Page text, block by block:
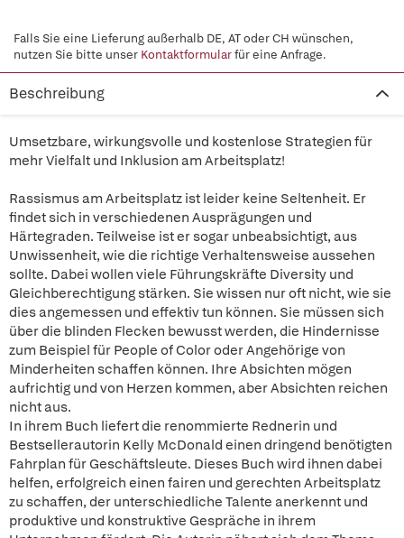
Falls Sie eine Lieferung außerhalb DE, AT oder CH wünschen,
nutzen Sie bitte unser Kontaktformularfür eine Anfrage.
Beschreibung
Umsetzbare, wirkungsvolle und kostenlose Strategien für
mehr Vielfalt und Inklusion am Arbeitsplatz!
Rassismus am Arbeitsplatz ist leider keine Seltenheit. Er
findet sich in verschiedenen Ausprägungen und
Härtegraden. Teilweise ist er sogar unbeabsichtigt, aus
Unwissenheit, wie die richtige Verhaltensweise aussehen
sollte. Dabei wollen viele Führungskräfte Diversity und
Gleichberechtigung stärken. Sie wissen nur oft nicht, wie sie
dies angemessen und effektiv tun können. Sie müssen sich
über die blinden Flecken bewusst werden, die Hindernisse
zum Beispiel für People of Color oder Angehörige von
Minderheiten schaffen können. Ihre Absichten mögen
aufrichtig und von Herzen kommen, aber Absichten reichen
nicht aus.
In ihrem Buch liefert die renommierte Rednerin und
Bestsellerautorin Kelly McDonald einen dringend benötigten
Fahrplan für Geschäftsleute. Dieses Buch wird ihnen dabei
helfen, erfolgreich einen fairen und gerechten Arbeitsplatz
zu schaffen, der unterschiedliche Talente anerkennt und
produktive und konstruktive Gespräche in ihrem